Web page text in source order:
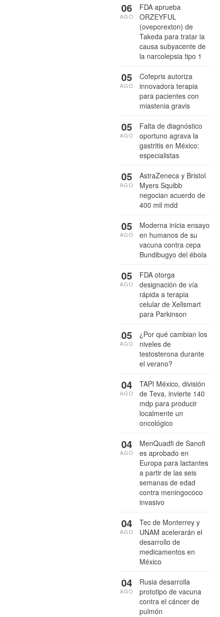
FDA aprueba
ORZEYFUL
(oveporexton) de
Takeda para tratar la
causa subyacente de
la narcolepsia tipo 1
06
AGO
Cofepris autoriza
innovadora terapia
para pacientes con
miastenia gravis
05
AGO
Falta de diagnóstico
oportuno agrava la
gastritis en México:
especialistas
05
AGO
AstraZeneca y Bristol
Myers Squibb
negocian acuerdo de
400 mil mdd
05
AGO
Moderna inicia ensayo
en humanos de su
vacuna contra cepa
Bundibugyo del ébola
05
AGO
FDA otorga
designación de vía
rápida a terapia
celular de Xellsmart
para Parkinson
05
AGO
¿Por qué cambian los
niveles de
testosterona durante
el verano?
05
AGO
TAPI México, división
de Teva, invierte 140
mdp para producir
localmente un
oncológico
04
AGO
MenQuadfi de Sanofi
es aprobado en
Europa para lactantes
a partir de las seis
semanas de edad
contra meningococo
invasivo
04
AGO
Tec de Monterrey y
UNAM acelerarán el
desarrollo de
medicamentos en
México
04
AGO
Rusia desarrolla
prototipo de vacuna
contra el cáncer de
pulmón
04
AGO